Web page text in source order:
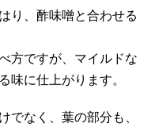
り、酢味噌と合わせる
方ですが、マイルドな
味に仕上がります。
でなく、葉の部分も、